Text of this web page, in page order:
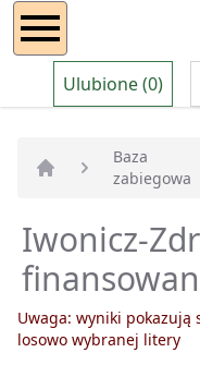
Ulubione (0)
Strona główna
Baza
zabiegowa
Iwonicz-
Uwaga: wyniki pokazują
losowo wybranej litery